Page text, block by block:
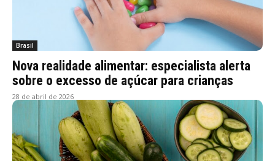
Brasil
Nova realidade alimentar: especialista alerta
sobre o excesso de açúcar para crianças
28 de abril de 2026